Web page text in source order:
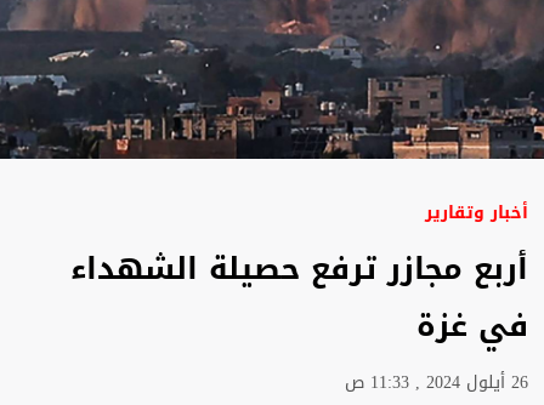
أخبار وتقارير
أربع مجازر ترفع حصيلة الشهداء
في غزة
26 أيلول 2024 , 11:33 ص